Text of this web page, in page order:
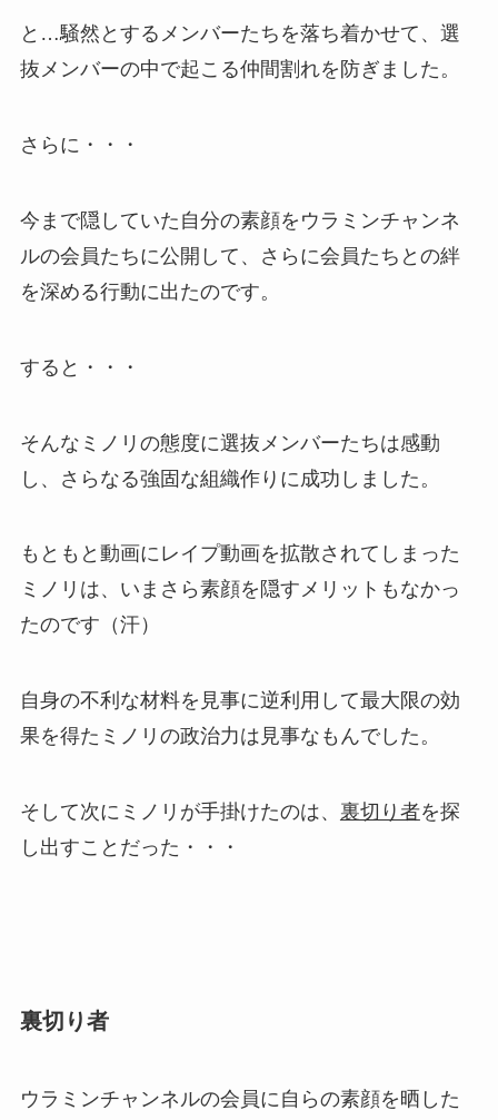
と…騒然とするメンバーたちを落ち着かせて、選
抜メンバーの中で起こる仲間割れを防ぎました。
さらに・・・
今まで隠していた自分の素顔をウラミンチャンネ
ルの会員たちに公開して、さらに会員たちとの絆
を深める行動に出たのです。
すると・・・
そんなミノリの態度に選抜メンバーたちは感動
し、さらなる強固な組織作りに成功しました。
もともと動画にレイプ動画を拡散されてしまった
ミノリは、いまさら素顔を隠すメリットもなかっ
たのです（汗）
自身の不利な材料を見事に逆利用して最大限の効
果を得たミノリの政治力は見事なもんでした。
そして次にミノリが手掛けたのは、 裏切り者を探
し出すことだった・・・
裏切り者
ウラミンチャンネルの会員に自らの素顔を晒した